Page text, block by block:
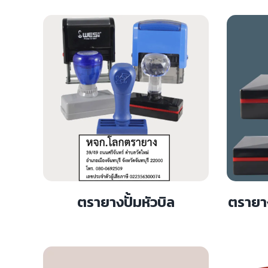
ตรายางปั้มหัวบิล ตราย